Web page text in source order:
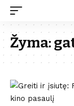
Žyma: